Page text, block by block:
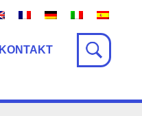
KONTAKT